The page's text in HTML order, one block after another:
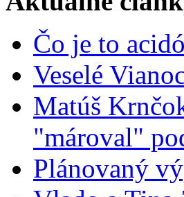
Čo je to
Veselé
Matúš
"mároval"
Plánovaný